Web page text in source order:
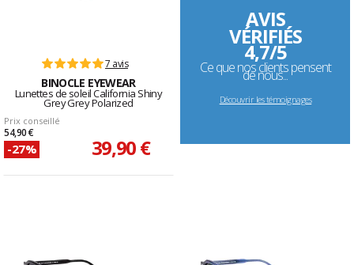
7 avis
BINOCLE EYEWEAR
Lunettes de soleil California Shiny
Grey Grey Polarized
Prix conseillé
54,90 €
-27% 39,90 €
AVIS
VÉRIFIÉS
4,7/5
Ce que nos clients pensent
de nous...
Découvrir les témoignages